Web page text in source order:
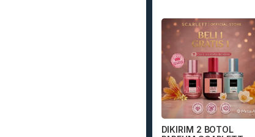
DIKIRIM 2 BOTOL